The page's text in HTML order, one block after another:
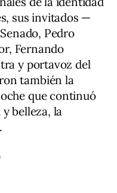
sus invitados —
Pedro
Fernando
y portavoz del
también la
que continuó
belleza, la